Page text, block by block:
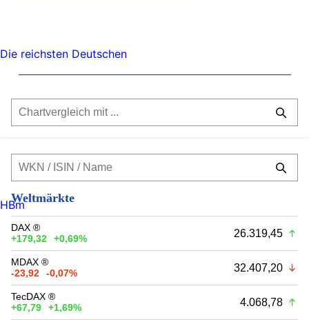
Weltmärkte
DAX ®
+179,32
+0,69% 26.319,45
MDAX ®
-23,92
-0,07% 32.407,20
TecDAX ®
+67,79
+1,69% 4.068,78
Die reichsten Deutschen
HBm